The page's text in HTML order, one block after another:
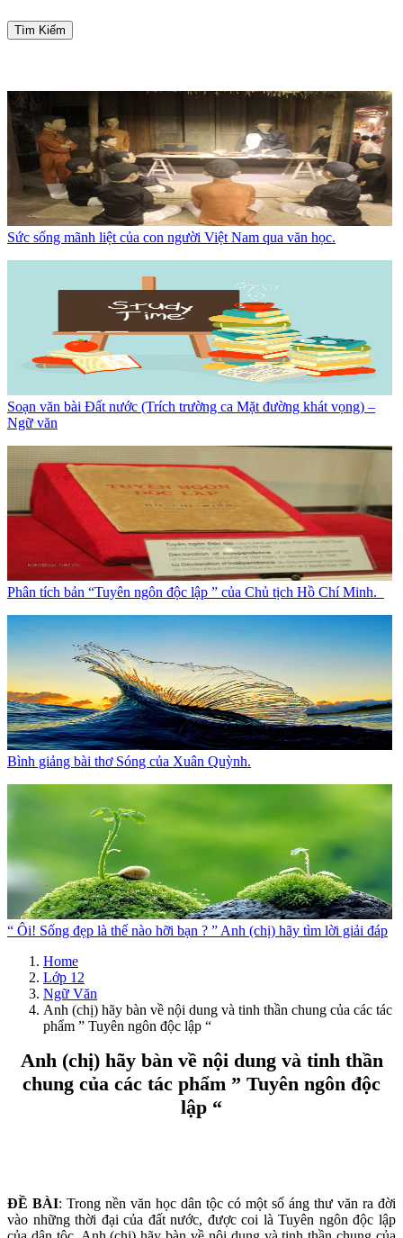
Tìm Kiếm
Sức sống mãnh liệt của con người Việt Nam qua văn học.
Soạn văn bài Đất nước (Trích trường ca Mặt đường khát vọng) –
Ngữ văn
Phân tích bản “Tuyên ngôn độc lập ” của Chủ tịch Hồ Chí Minh.
Bình giảng bài thơ Sóng của Xuân Quỳnh.
“ Ôi! Sống đẹp là thế nào hỡi bạn ? ” Anh (chị) hãy tìm lời giải đáp
Home
Lớp 12
Ngữ Văn
Anh (chị) hãy bàn về nội dung và tinh thần chung của các tác
phẩm ” Tuyên ngôn độc lập “
Anh (chị) hãy bàn về nội dung và tinh thần
chung của các tác phẩm ” Tuyên ngôn độc
lập “
ĐỀ BÀI: Trong nền văn học dân tộc có một số áng thư văn ra đời
vào những thời đại của đất nước, được coi là Tuyên ngôn độc lập